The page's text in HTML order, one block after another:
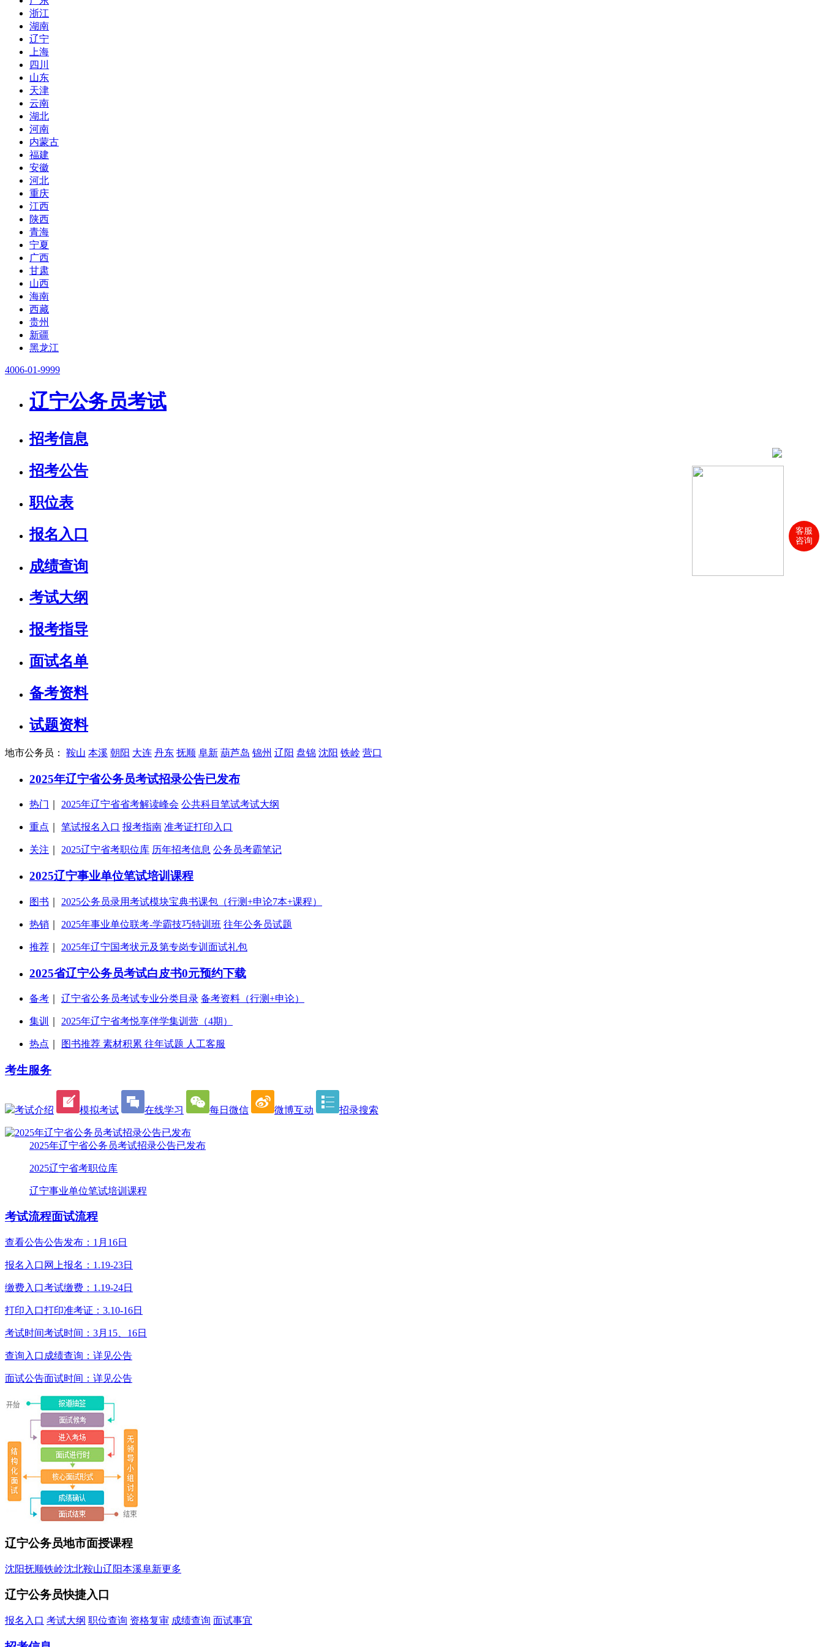
客服
咨询
浙江
湖南
辽宁
上海
四川
山东
天津
云南
湖北
河南
内蒙古
福建
安徽
河北
重庆
江西
陕西
青海
宁夏
广西
甘肃
山西
海南
西藏
贵州
新疆
黑龙江
4006-01-9999
辽宁公务员考试
招考信息
招考公告
职位表
报名入口
成绩查询
考试大纲
报考指导
面试名单
备考资料
试题资料
地市公务员： 鞍山 本溪 朝阳 大连 丹东 抚顺 阜新 葫芦岛 锦州 辽阳 盘锦 沈阳 铁岭 营口
2025年辽宁省公务员考试招录公告已发布
热门 2025年辽宁省省考解读峰会 公共科目笔试考试大纲
重点 笔试报名入口 报考指南 准考证打印入口
关注 2025辽宁省考职位库 历年招考信息 公务员考霸笔记
2025辽宁事业单位笔试培训课程
图书 2025公务员录用考试模块宝典书课包（行测+申论7本+课程）
热销 2025年事业单位联考-学霸技巧特训班 往年公务员试题
推荐 2025年辽宁国考状元及第专岗专训面试礼包
2025省辽宁公务员考试白皮书0元预约下载
备考 辽宁省公务员考试专业分类目录 备考资料（行测+申论）
集训 2025年辽宁省考悦享伴学集训营（4期）
热点 图书推荐 素材积累 往年试题 人工客服
考生服务
考试介绍 模拟考试 在线学习 每日微信 微博互动 招录搜索
2025年辽宁省公务员考试招录公告已发布
2025辽宁省考职位库
辽宁事业单位笔试培训课程
考试流程面试流程
查看公告公告发布：1月16日
报名入口 网上报名：1.19-23日
缴费入口考试缴费：1.19-24日
打印入口打印准考证：3.10-16日
考试时间考试时间：3月15、16日
查询入口 成绩查询：详见公告
面试公告面试时间：详见公告
辽宁公务员地市面授课程
沈阳抚顺铁岭沈北鞍山辽阳本溪阜新更多
辽宁公务员快捷入口
报名入口 考试大纲 职位查询 资格复审 成绩查询 面试事宜